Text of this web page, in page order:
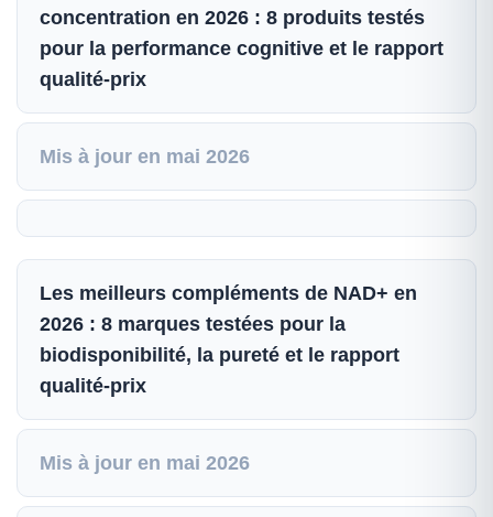
concentration en 2026 : 8 produits testés
pour la performance cognitive et le rapport
qualité-prix
Mis à jour en mai 2026
Les meilleurs compléments de NAD+ en
2026 : 8 marques testées pour la
biodisponibilité, la pureté et le rapport
qualité-prix
Mis à jour en mai 2026